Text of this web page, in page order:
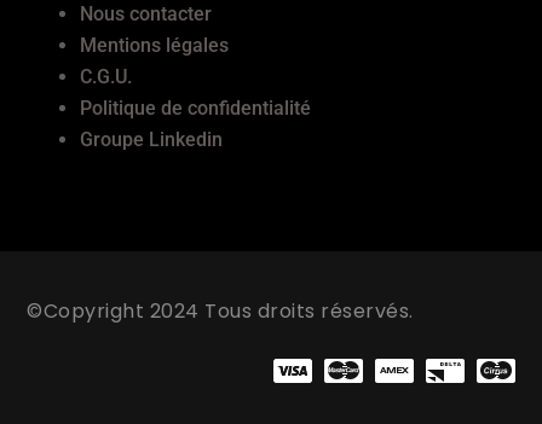
Nous contacter
Mentions légales
C.G.U.
Politique de confidentialité
Groupe Linkedin
©Copyright 2024 Tous droits réservés.